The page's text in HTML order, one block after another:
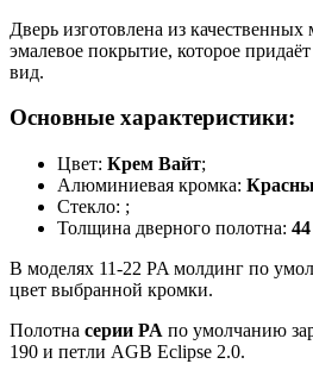
Дверь изготовлена из качественных
эмалевое покрытие, которое
вид.
Основные характеристики:
Цвет: Крем Вайт;
Алюминиевая кромка:
Стекло: ;
Толщина дверного полотна:
В моделях 11-22 PA молдинг по
цвет выбранной кромки.
Полотна серии PA по умолчанию
190 и петли AGB Eclipse 2.0.